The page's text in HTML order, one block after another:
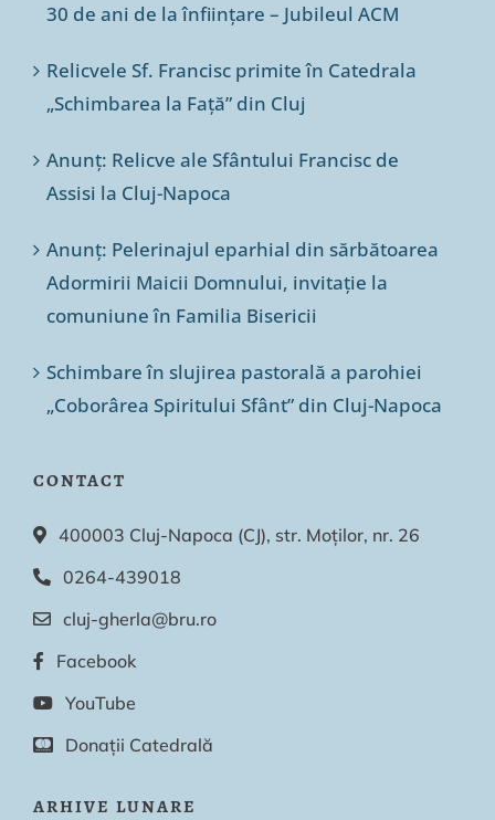
30 de ani de la înființare – Jubileul ACM
Relicvele Sf. Francisc primite în Catedrala
„Schimbarea la Față” din Cluj
Anunț: Relicve ale Sfântului Francisc de
Assisi la Cluj-Napoca
Anunț: Pelerinajul eparhial din sărbătoarea
Adormirii Maicii Domnului, invitație la
comuniune în Familia Bisericii
Schimbare în slujirea pastorală a parohiei
„Coborârea Spiritului Sfânt” din Cluj-Napoca
CONTACT
400003 Cluj-Napoca (CJ), str. Moților, nr. 26
0264-439018
cluj-gherla@bru.ro
Facebook
YouTube
Donații Catedrală
ARHIVE LUNARE